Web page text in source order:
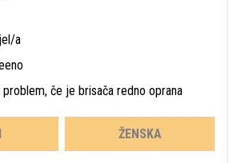
a
če je brisača redno oprana
ŽENSKA